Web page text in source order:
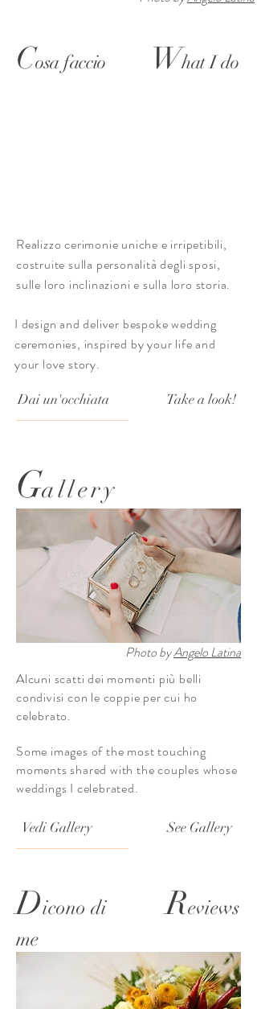
Cosa faccio What I do
Realizzo cerimonie uniche e irripetibili,
costruite sulla personalità degli sposi,
sulle loro inclinazioni e sulla loro storia.
I design and deliver bespoke wedding
ceremonies, inspired by your life and
your love story.
Dai un'occhiata Take a look!
Gallery
Photo byAngelo Latina
Alcuni scatti dei momenti più belli
condivisi con le coppie per cui ho
celebrato.
Some images of the most touching
moments shared with the couples whose
weddings I celebrated.
Vedi Gallery See Gallery
Dicono di
me
Reviews